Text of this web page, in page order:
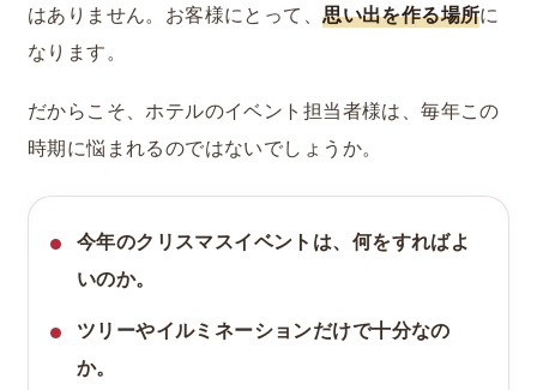
はありません。お客様にとって、思い出を作る場所に
なります。
だからこそ、ホテルのイベント担当者様は、毎年この
時期に悩まれるのではないでしょうか。
今年のクリスマスイベントは、何をすればよ
いのか。
ツリーやイルミネーションだけで十分なの
か。